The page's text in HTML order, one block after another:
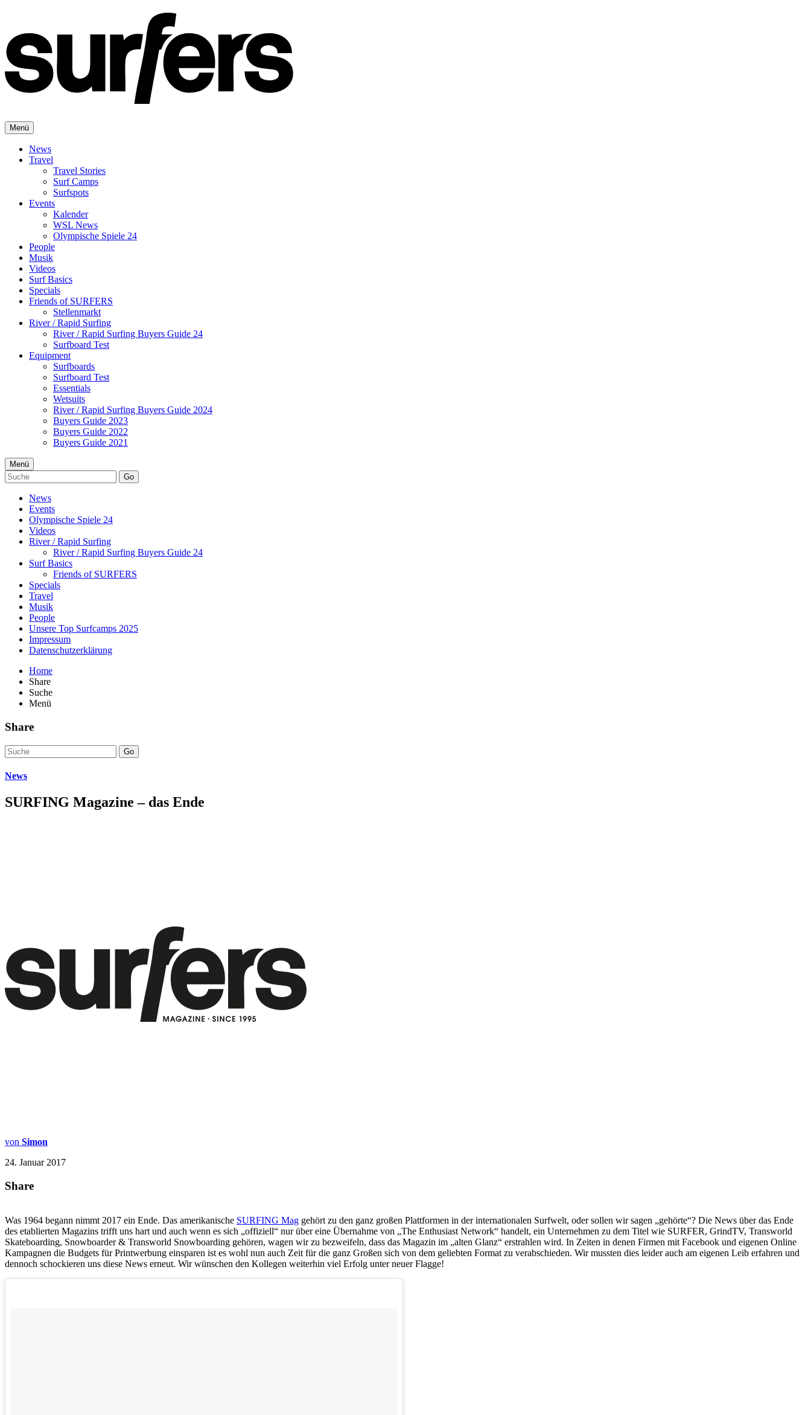
Menü
News
Travel
Travel Stories
Surf Camps
Surfspots
Events
Kalender
WSL News
Olympische Spiele 24
People
Musik
Videos
Surf Basics
Specials
Friends of SURFERS
Stellenmarkt
River / Rapid Surfing
River / Rapid Surfing Buyers Guide 24
Surfboard Test
Equipment
Surfboards
Surfboard Test
Essentials
Wetsuits
River / Rapid Surfing Buyers Guide 2024
Buyers Guide 2023
Buyers Guide 2022
Buyers Guide 2021
Menü
Go
News
Events
Olympische Spiele 24
Videos
River / Rapid Surfing
River / Rapid Surfing Buyers Guide 24
Surf Basics
Friends of SURFERS
Specials
Travel
Musik
People
Unsere Top Surfcamps 2025
Impressum
Datenschutzerklärung
Home
Share
Suche
Menü
Share
Go
News
SURFING Magazine – das Ende
von Simon
24. Januar 2017
Share
Was 1964 begann nimmt 2017 ein Ende. Das amerikanische SURFING Mag gehört zu den ganz großen Plattformen in der internationalen Surfwelt, oder sollen wir sagen „gehörte“? Die News über das Ende
des etablierten Magazins trifft uns hart und auch wenn es sich „offiziell“ nur über eine Übernahme von „The Enthusiast Network“ handelt, ein Unternehmen zu dem Titel wie SURFER, GrindTV, Transworld
Skateboarding, Snowboarder & Transworld Snowboarding gehören, wagen wir zu bezweifeln, dass das Magazin im „alten Glanz“ erstrahlen wird. In Zeiten in denen Firmen mit Facebook und eigenen Online
Kampagnen die Budgets für Printwerbung einsparen ist es wohl nun auch Zeit für die ganz Großen sich von dem geliebten Format zu verabschieden. Wir mussten dies leider auch am eigenen Leib erfahren und
dennoch schockieren uns diese News erneut. Wir wünschen den Kollegen weiterhin viel Erfolg unter neuer Flagge!